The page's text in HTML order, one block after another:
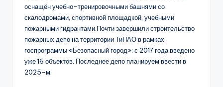
оснащён учебно-тренировочными башнями со
скалодромами, спортивной площадкой, учебными
пожарными гидрантами.Почти завершили строительство
пожарных депо на территории ТиНАО в рамках
госпрограммы «Безопасный город»: с 2017 года введено
уже 16 объектов. Последнее депо планируем ввести в
2025-м.